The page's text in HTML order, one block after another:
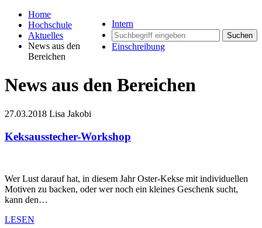
Intern
Suchen
Einschreibung
Home
Hochschule
Aktuelles
News aus den
Bereichen
News aus den Bereichen
27.03.2018 Lisa Jakobi
Keksausstecher-Workshop
Wer Lust darauf hat, in diesem Jahr Oster-Kekse mit individuellen
Motiven zu backen, oder wer noch ein kleines Geschenk sucht,
kann den…
LESEN